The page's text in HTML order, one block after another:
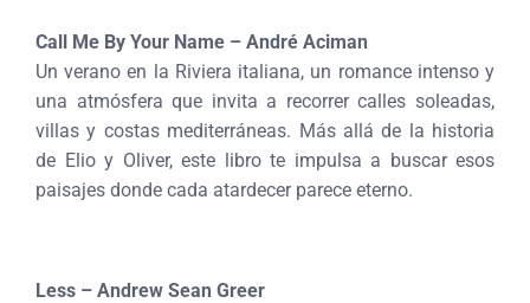
Call Me By Your Name – André Aciman
Un verano en la Riviera italiana, un romance intenso y
una atmósfera que invita a recorrer calles soleadas,
villas y costas mediterráneas. Más allá de la historia
de Elio y Oliver, este libro te impulsa a buscar esos
paisajes donde cada atardecer parece eterno.
Less – Andrew Sean Greer